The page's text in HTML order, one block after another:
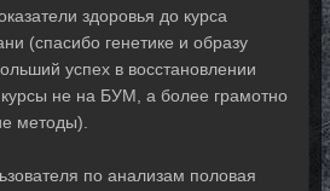
здоровья до курса
(спасибо генетике и образу
успех в восстановлении
не на БУМ, а более грамотно
методы).
по анализам половая